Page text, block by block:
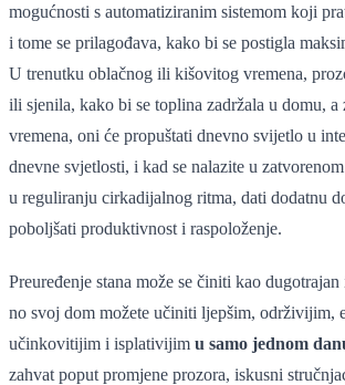
mogućnosti s automatiziranim sistemom koji
i tome se prilagođava, kako bi se postigla
U trenutku oblačnog ili kišovitog vremena,
ili sjenila, kako bi se toplina zadržala u domu, a
vremena, oni će propuštati dnevno svijetlo u
dnevne svjetlosti, i kad se nalazite u
u reguliranju cirkadijalnog ritma, dati dodatnu
poboljšati produktivnost i raspoloženje.
Preuređenje stana može se činiti kao dugotrajan
no svoj dom možete učiniti ljepšim, održivijim,
učinkovitijim i isplativijim u samo jednom
zahvat poput promjene prozora, iskusni